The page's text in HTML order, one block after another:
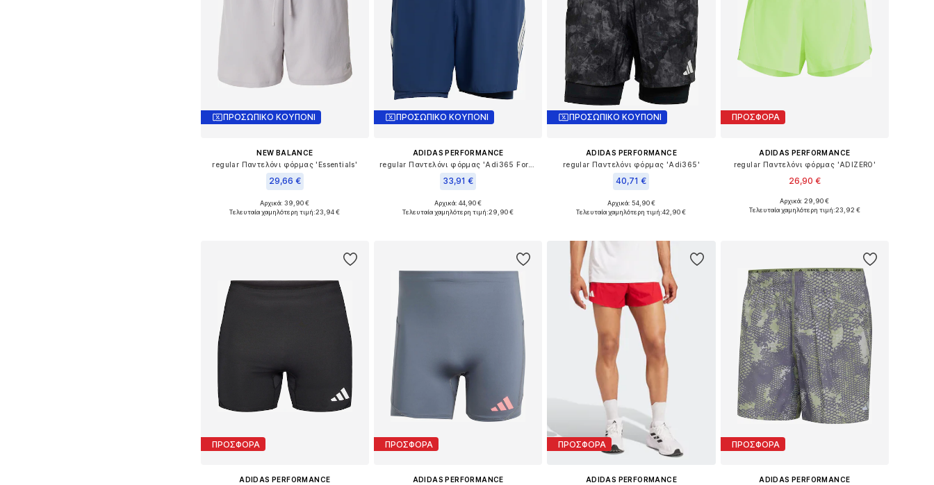
ΠΡΟΣΩΠΙΚΟ ΚΟΥΠΟΝΙ
NEW BALANCE
regular Παντελόνι φόρμας 'Essentials'
29,66 €
Διαθέσιμα μεγέθη: S, M
Αρχικά: 39,90 €
Τελευταία χαμηλότερη τιμή:23,94 €
ΠΡΟΣΩΠΙΚΟ ΚΟΥΠΟΝΙ
ADIDAS PERFORMANCE
33,91 €
Αρχικά: 44,90 €
Τελευταία χαμηλότερη τιμή:29,90 €
ΠΡΟΣΩΠΙΚΟ ΚΟΥΠΟΝΙ
ADIDAS PERFORMANCE
regular Παντελόνι φόρμας 'Adi365'
40,71 €
Αρχικά: 54,90 €
Τελευταία χαμηλότερη τιμή:42,90 €
ΠΡΟΣΦΟΡΑ
ADIDAS PERFORMANCE
regular Παντελόνι φόρμας 'ADIZERO'
26,90 €
Διαθέσιμα μεγέθη: S, M, L, XL, XXL
Αρχικά: 29,90 €
Τελευταία χαμηλότερη τιμή:23,92 €
ΠΡΟΣΦΟΡΑ
ADIDAS PERFORMANCE
ΠΡΟΣΦΟΡΑ
ADIDAS PERFORMANCE
ΠΡΟΣΦΟΡΑ
ADIDAS PERFORMANCE
ΠΡΟΣΦΟΡΑ
ADIDAS PERFORMANCE